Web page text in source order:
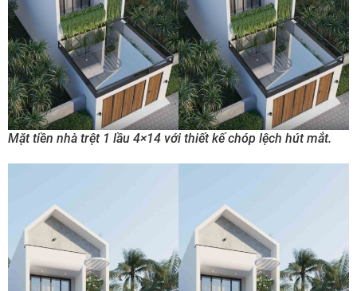
Mặt tiền nhà trệt 1 lầu 4×14 với thiết kế chóp lệch hút mắt.